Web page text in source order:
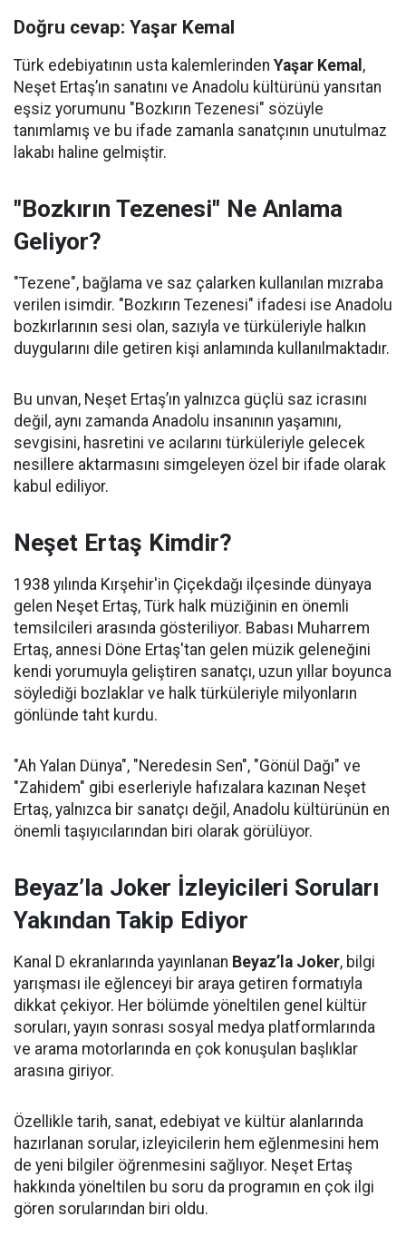
Doğru cevap: Yaşar Kemal
Türk edebiyatının usta kalemlerinden Yaşar Kemal ,
Neşet Ertaş’ın sanatını ve Anadolu kültürünü yansıtan
eşsiz yorumunu "Bozkırın Tezenesi" sözüyle
tanımlamış ve bu ifade zamanla sanatçının unutulmaz
lakabı haline gelmiştir.
"Bozkırın Tezenesi" Ne Anlama
Geliyor?
"Tezene", bağlama ve saz çalarken kullanılan mızraba
verilen isimdir. "Bozkırın Tezenesi" ifadesi ise Anadolu
bozkırlarının sesi olan, sazıyla ve türküleriyle halkın
duygularını dile getiren kişi anlamında kullanılmaktadır.
Bu unvan, Neşet Ertaş’ın yalnızca güçlü saz icrasını
değil, aynı zamanda Anadolu insanının yaşamını,
sevgisini, hasretini ve acılarını türküleriyle gelecek
nesillere aktarmasını simgeleyen özel bir ifade olarak
kabul ediliyor.
Neşet Ertaş Kimdir?
1938 yılında Kırşehir'in Çiçekdağı ilçesinde dünyaya
gelen Neşet Ertaş, Türk halk müziğinin en önemli
temsilcileri arasında gösteriliyor. Babası Muharrem
Ertaş, annesi Döne Ertaş'tan gelen müzik geleneğini
kendi yorumuyla geliştiren sanatçı, uzun yıllar boyunca
söylediği bozlaklar ve halk türküleriyle milyonların
gönlünde taht kurdu.
"Ah Yalan Dünya", "Neredesin Sen", "Gönül Dağı" ve
"Zahidem" gibi eserleriyle hafızalara kazınan Neşet
Ertaş, yalnızca bir sanatçı değil, Anadolu kültürünün en
önemli taşıyıcılarından biri olarak görülüyor.
Beyaz’la Joker İzleyicileri Soruları
Yakından Takip Ediyor
Kanal D ekranlarında yayınlanan Beyaz’la Joker, bilgi
yarışması ile eğlenceyi bir araya getiren formatıyla
dikkat çekiyor. Her bölümde yöneltilen genel kültür
soruları, yayın sonrası sosyal medya platformlarında
ve arama motorlarında en çok konuşulan başlıklar
arasına giriyor.
Özellikle tarih, sanat, edebiyat ve kültür alanlarında
hazırlanan sorular, izleyicilerin hem eğlenmesini hem
de yeni bilgiler öğrenmesini sağlıyor. Neşet Ertaş
hakkında yöneltilen bu soru da programın en çok ilgi
gören sorularından biri oldu.